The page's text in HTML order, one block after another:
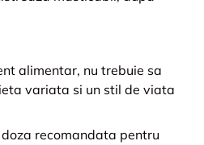
alimentar, nu trebuie sa
variata si un stil de viata
recomandata pentru